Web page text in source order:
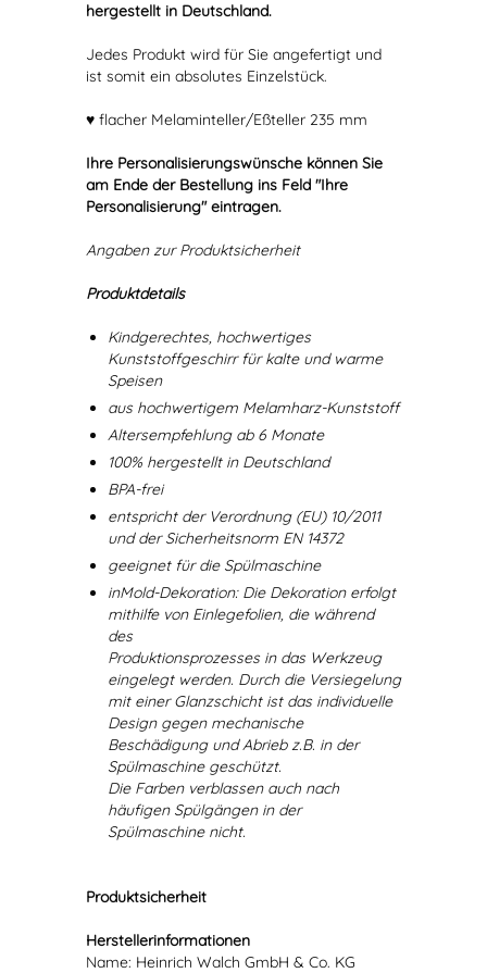
hergestellt in Deutschland.
Jedes Produkt wird für Sie angefertigt und
ist somit ein absolutes Einzelstück.
♥ flacher Melaminteller/Eßteller 235 mm
Ihre Personalisierungswünsche können Sie
am Ende der Bestellung ins Feld "Ihre
Personalisierung" eintragen.
Angaben zur Produktsicherheit
Produktdetails
Kindgerechtes, hochwertiges
Kunststoffgeschirr für kalte und warme
Speisen
aus hochwertigem Melamharz-Kunststoff
Altersempfehlung ab 6 Monate
100% hergestellt in Deutschland
BPA-frei
entspricht der Verordnung (EU) 10/2011
und der Sicherheitsnorm EN 14372
geeignet für die Spülmaschine
inMold-Dekoration: Die Dekoration erfolgt
mithilfe von Einlegefolien, die während
des
Produktionsprozesses in das Werkzeug
eingelegt werden. Durch die Versiegelung
mit einer Glanzschicht ist das individuelle
Design gegen mechanische
Beschädigung und Abrieb z.B. in der
Spülmaschine geschützt.
Die Farben verblassen auch nach
häufigen Spülgängen in der
Spülmaschine nicht.
Produktsicherheit
Herstellerinformationen
Name: Heinrich Walch GmbH & Co. KG